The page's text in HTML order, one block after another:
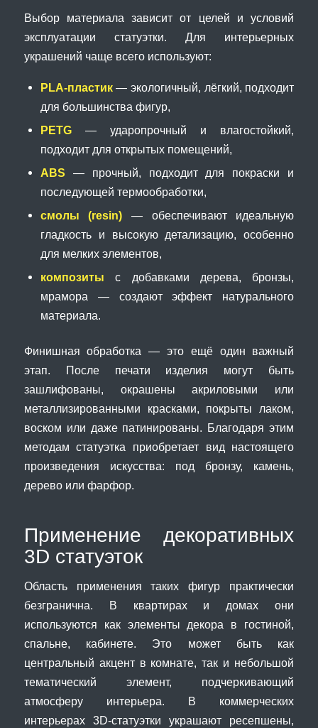
Выбор материала зависит от целей и условий
эксплуатации статуэтки. Для интерьерных
украшений чаще всего используют:
PLA-пластик— экологичный, лёгкий, подходит
для большинства фигур,
PETG— ударопрочный и влагостойкий,
подходит для открытых помещений,
ABS — прочный, подходит для покраски и
последующей термообработки,
смолы (resin) — обеспечивают идеальную
гладкость и высокую детализацию, особенно
для мелких элементов,
композиты с добавками дерева, бронзы,
мрамора — создают эффект натурального
материала.
Финишная обработка — это ещё один важный
этап. После печати изделия могут быть
зашлифованы, окрашены акриловыми или
металлизированными красками, покрыты лаком,
воском или даже патинированы. Благодаря этим
методам статуэтка приобретает вид настоящего
произведения искусства: под бронзу, камень,
дерево или фарфор.
Применение декоративных
3D статуэток
Область применения таких фигур практически
безгранична. В квартирах и домах они
используются как элементы декора в гостиной,
спальне, кабинете. Это может быть как
центральный акцент в комнате, так и небольшой
тематический элемент, подчеркивающий
атмосферу интерьера. В коммерческих
интерьерах 3D-статуэтки украшают ресепшены,